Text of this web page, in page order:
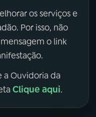
os serviços e
Por isso, não
o link
a Ouvidoria da
Clique aqui.